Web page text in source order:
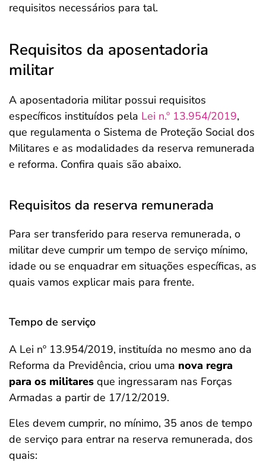
requisitos necessários para tal.
Requisitos da aposentadoria
militar
A aposentadoria militar possui requisitos
específicos instituídos pela Lei n.º 13.954/2019,
que regulamenta o Sistema de Proteção Social dos
Militares e as modalidades da reserva remunerada
e reforma. Confira quais são abaixo.
Requisitos da reserva remunerada
Para ser transferido para reserva remunerada, o
militar deve cumprir um tempo de serviço mínimo,
idade ou se enquadrar em situações específicas, as
quais vamos explicar mais para frente.
Tempo de serviço
A Lei nº 13.954/2019, instituída no mesmo ano da
Reforma da Previdência, criou uma nova regra
para os militares que ingressaram nas Forças
Armadas a partir de 17/12/2019.
Eles devem cumprir, no mínimo, 35 anos de tempo
de serviço para entrar na reserva remunerada, dos
quais: